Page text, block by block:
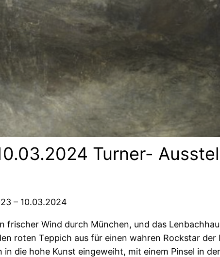
Turner-
– 10.03.2024
frischer Wind durch München, und das
roten Teppich aus für einen wahren Rockstar
die hohe Kunst eingeweiht, mit einem Pinsel in